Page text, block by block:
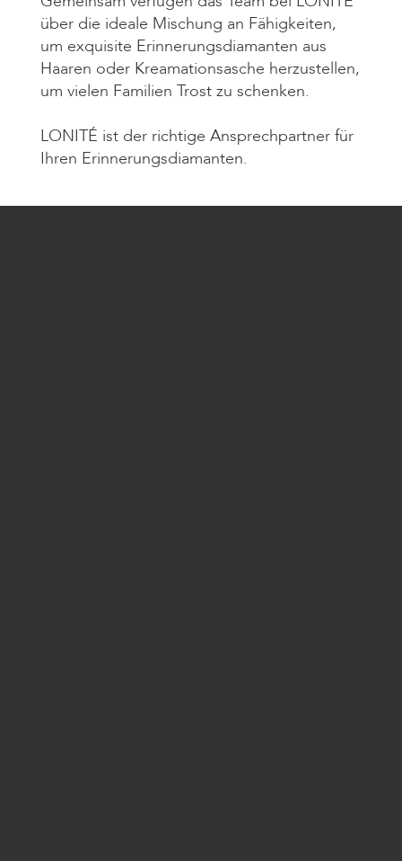
über die ideale Mischung an Fähigkeiten,
um exquisite Erinnerungsdiamanten aus
Haaren oder Kreamationsasche herzustellen,
um vielen Familien Trost zu schenken.
LONITÉ ist der richtige Ansprechpartner für
Ihren Erinnerungsdiamanten.